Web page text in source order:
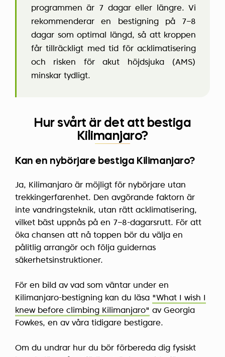
programmen är 7 dagar eller längre. Vi
rekommenderar en bestigning på 7–8
dagar som optimal längd, så att kroppen
får tillräckligt med tid för acklimatisering
och risken för akut höjdsjuka (AMS)
minskar tydligt.
Hur svårt är det att bestiga
Kilimanjaro?
Kan en nybörjare bestiga Kilimanjaro?
Ja, Kilimanjaro är möjligt för nybörjare utan
trekkingerfarenhet. Den avgörande faktorn är
inte vandringsteknik, utan rätt acklimatisering,
vilket bäst uppnås på en 7–8-dagarsrutt. För att
öka chansen att nå toppen bör du välja en
pålitlig arrangör och följa guidernas
säkerhetsinstruktioner.
För en bild av vad som väntar under en
Kilimanjaro-bestigning kan du läsa "What I wish I
knew before climbing Kilimanjaro" av Georgia
Fowkes, en av våra tidigare bestigare.
Om du undrar hur du bör förbereda dig fysiskt